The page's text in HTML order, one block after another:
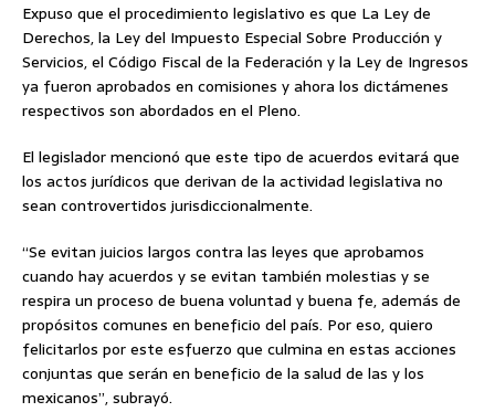
Expuso que el procedimiento legislativo es que La Ley de
Derechos, la Ley del Impuesto Especial Sobre Producción y
Servicios, el Código Fiscal de la Federación y la Ley de Ingresos
ya fueron aprobados en comisiones y ahora los dictámenes
respectivos son abordados en el Pleno.
El legislador mencionó que este tipo de acuerdos evitará que
los actos jurídicos que derivan de la actividad legislativa no
sean controvertidos jurisdiccionalmente.
“Se evitan juicios largos contra las leyes que aprobamos
cuando hay acuerdos y se evitan también molestias y se
respira un proceso de buena voluntad y buena fe, además de
propósitos comunes en beneficio del país. Por eso, quiero
felicitarlos por este esfuerzo que culmina en estas acciones
conjuntas que serán en beneficio de la salud de las y los
mexicanos”, subrayó.